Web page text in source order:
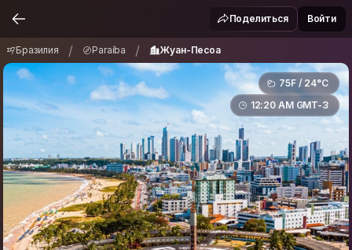
Жуан-Песоа
Поделиться Войти
Бразилия / Paraíba / Жуан-Песоа
75F / 24°C
12:20 AM GMT-3